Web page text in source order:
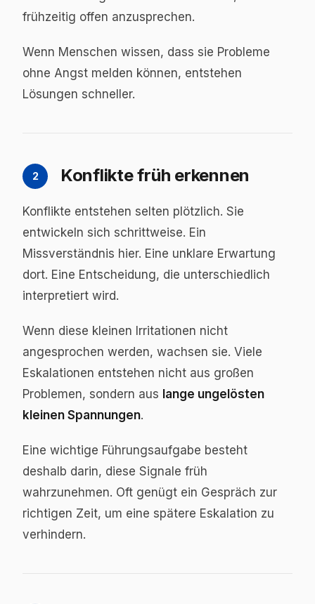
frühzeitig offen anzusprechen.
Wenn Menschen wissen, dass sie Probleme
ohne Angst melden können, entstehen
Lösungen schneller.
2 Konflikte früh erkennen
Konflikte entstehen selten plötzlich. Sie
entwickeln sich schrittweise. Ein
Missverständnis hier. Eine unklare Erwartung
dort. Eine Entscheidung, die unterschiedlich
interpretiert wird.
Wenn diese kleinen Irritationen nicht
angesprochen werden, wachsen sie. Viele
Eskalationen entstehen nicht aus großen
Problemen, sondern aus lange ungelösten
kleinen Spannungen.
Eine wichtige Führungsaufgabe besteht
deshalb darin, diese Signale früh
wahrzunehmen. Oft genügt ein Gespräch zur
richtigen Zeit, um eine spätere Eskalation zu
verhindern.